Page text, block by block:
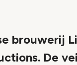
brouwerij
De